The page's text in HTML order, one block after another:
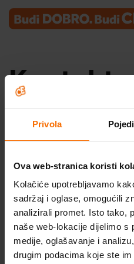
Privola
Ova web-stranica koristi
Kolačiće upotrebljavamo
sadržaj i oglase, omogućili
analizirali promet. Isto tako,
naše web-lokacije dijelimo s
medije, oglašavanje i
drugim podacima koje ste
Škola
Probudi
Kontakt
ATLANTIC CEDEVITA
prehrambena industrija
Planinska 15
10000 Zagreb
Hrvatska